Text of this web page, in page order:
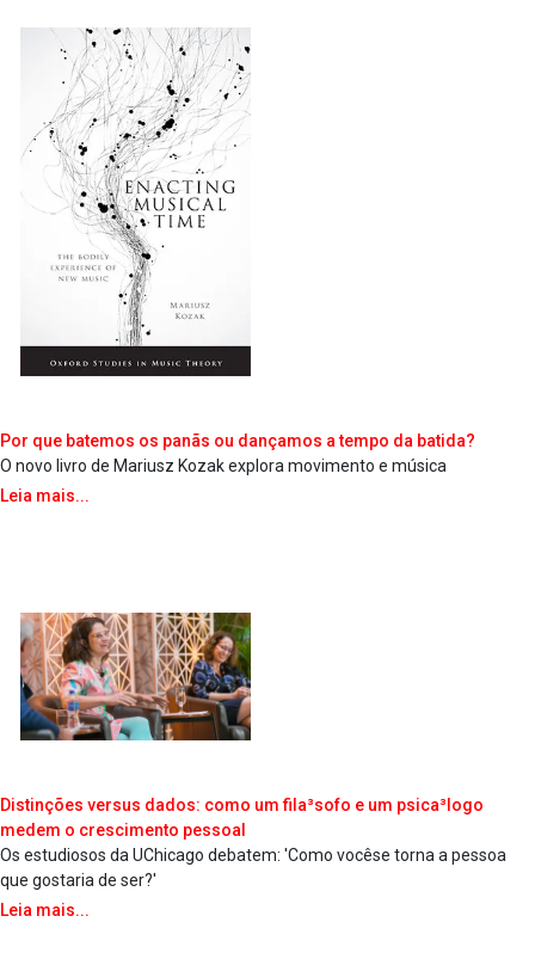
Por que batemos os panãs ou dançamos a tempo da batida?
O novo livro de Mariusz Kozak explora movimento e música
Leia mais...
Distinções versus dados: como um fila³sofo e um psica³logo
medem o crescimento pessoal
Os estudiosos da UChicago debatem: 'Como vocêse torna a pessoa
que gostaria de ser?'
Leia mais...